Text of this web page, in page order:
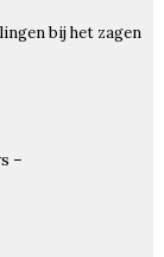
bij het zagen
–